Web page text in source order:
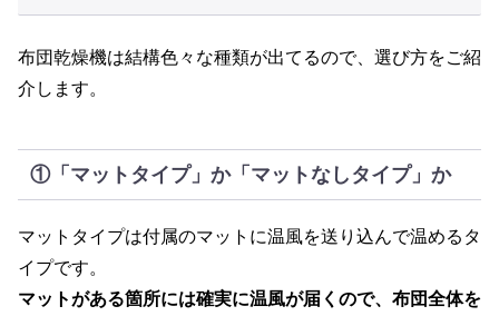
布団乾燥機は結構色々な種類が出てるので、選び方をご紹
介します。
①「マットタイプ」か「マットなしタイプ」か
マットタイプは付属のマットに温風を送り込んで温めるタ
イプです。
マットがある箇所には確実に温風が届くので、布団全体を